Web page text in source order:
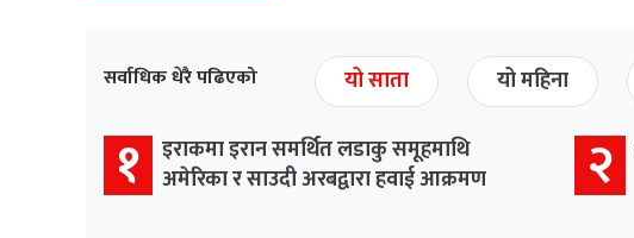
सर्वाधिक धेरै पढिएको यो साता यो महिना
१
इराकमा इरान समर्थित लडाकु समूहमाथि
अमेरिका र साउदी अरबद्वारा हवाई आक्रमण
२